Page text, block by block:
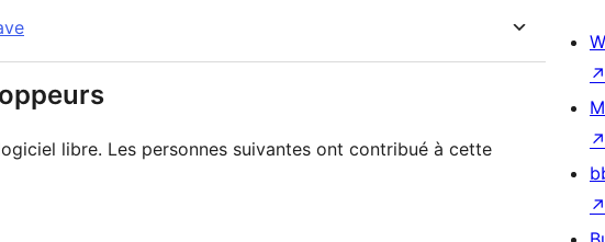
libre. Les personnes suivantes ont contribué à cette
↗
↗
↗